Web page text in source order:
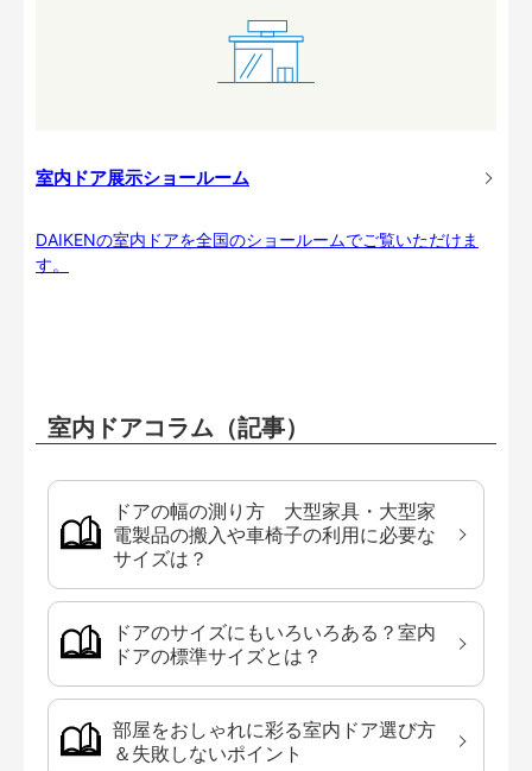
室内ドア展示ショールーム
DAIKENの室内ドアを全国のショールームでご覧いただけま
す。
室内ドアコラム（記事）
ドアの幅の測り方 大型家具・大型家
電製品の搬入や車椅子の利用に必要な
サイズは？
ドアのサイズにもいろいろある？室内
ドアの標準サイズとは？
部屋をおしゃれに彩る室内ドア選び方
＆失敗しないポイント